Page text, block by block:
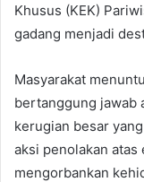
Khusus (KEK)
gadang menjadi
Masyarakat
bertanggung jawab
kerugian besar
aksi penolakan atas
mengorbankan